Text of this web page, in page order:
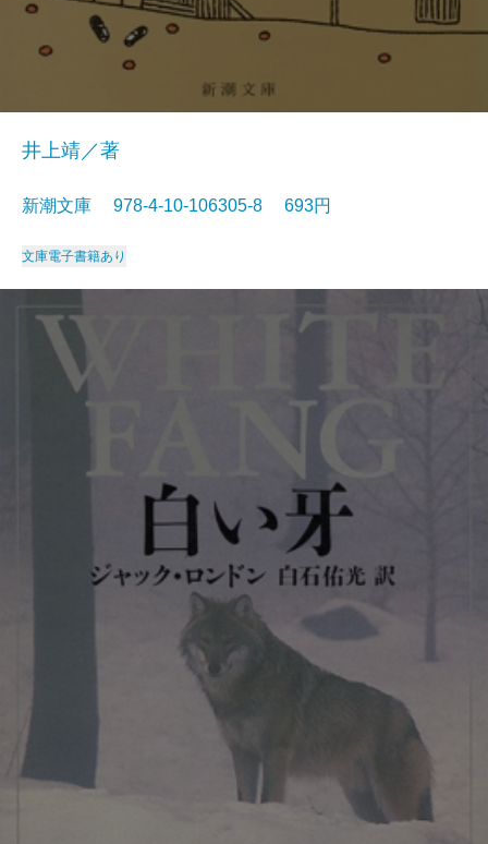
井上靖／著
新潮文庫 978-4-10-106305-8 693円
文庫電子書籍あり